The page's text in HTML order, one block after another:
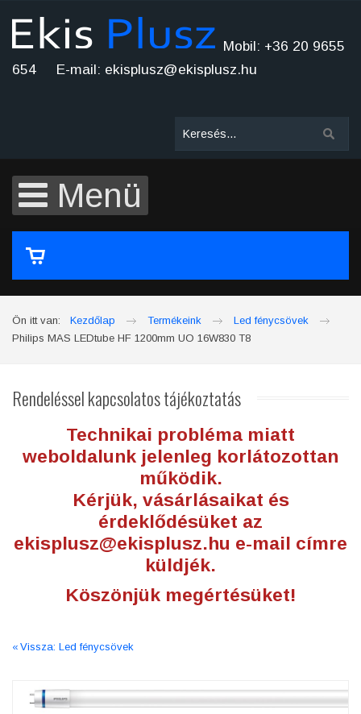
Mobil: +36 20 9655
654 E-mail: ekisplusz@ekisplusz.hu
Menü
A kosár üres
Ön itt van:
Kezdőlap Termékeink
Led fénycsövek
Philips MAS LEDtube HF 1200mm UO 16W830 T8
Rendelésselkapcsolatos tájékoztatás
Technikai probléma miatt
weboldalunk jelenleg korlátozottan
működik.
Kérjük, vásárlásaikat és
érdeklődésüket az
ekisplusz@ekisplusz.hu e-mail címre
küldjék.
Köszönjük megértésüket!
Vissza: Led fénycsövek